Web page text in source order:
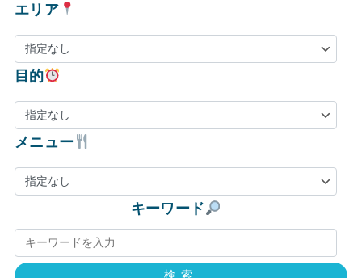
エリア
目的
メニュー
キーワード
検索